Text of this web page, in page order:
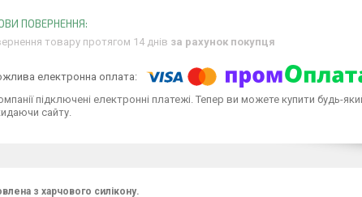
товару протягом 14 днів за рахунок покупця
підключені електронні платежі. Тепер ви можете купити будь-
сайту.
з харчового силікону.